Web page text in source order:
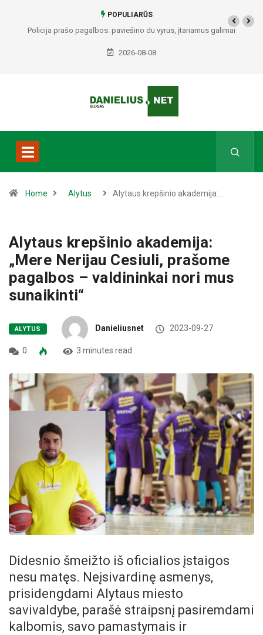
POPULIARŪS
Policija prašo pagalbos: paviešino du vyrus, įtariamus galimai
padariusius vagystes Alytuje ir Dauguose
2026-08-08
Home Alytus Alytaus krepšinio akademija:…
Alytaus krepšinio akademija:
„Mere Nerijau Cesiuli, prašome
pagalbos – valdininkai nori mus
sunaikinti“
ALYTUS Danieliusnet 2023-09-27
0 3 minutes read
Didesnio šmeižto iš oficialios įstaigos
nesu matęs. Neįsivardinę asmenys,
prisidengdami Alytaus miesto
savivaldybe, parašė straipsnį pasiremdami
kalbomis, savo pamastymais ir